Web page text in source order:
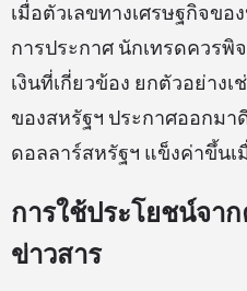
เมื่อตัวเลขทางเศรษฐกิจขอ
การประกาศ นักเทรดควร
เงินที่เกี่ยวข้อง ยกตัวอย่าง
ของสหรัฐฯ ประกาศออกมา
ดอลลาร์สหรัฐฯ แข็งค่าขึ้นเ
การใช้ประโยชน์จา
ข่าวสาร